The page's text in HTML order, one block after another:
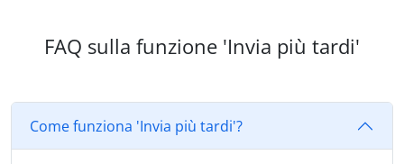
FAQ sulla funzione 'Invia più tardi'
Come funziona 'Invia più tardi'?